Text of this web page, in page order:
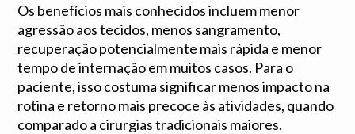
Os benefícios mais conhecidos incluem menor
agressão aos tecidos, menos sangramento,
recuperação potencialmente mais rápida e menor
tempo de internação em muitos casos. Para o
paciente, isso costuma significar menos impacto na
rotina e retorno mais precoce às atividades, quando
comparado a cirurgias tradicionais maiores.